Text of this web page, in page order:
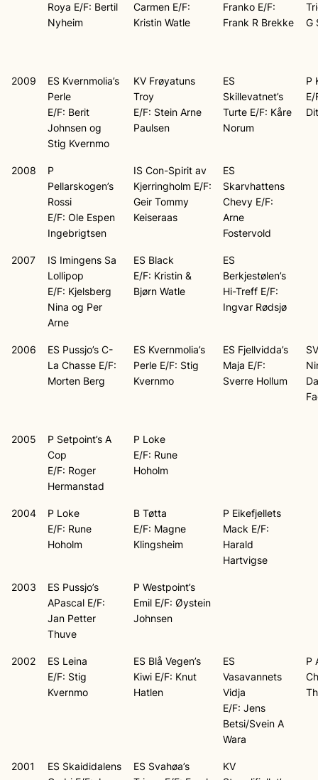
Roya E/F: Bertil
Nyheim
Carmen E/F:
Kristin Watle
Franko E/F:
Frank R Brekke
G
2009
ES Kvernmolia’s
Perle
E/F: Berit
Johnsen og
Stig Kvernmo
KV Frøyatuns
Troy
E/F: Stein Arne
Paulsen
ES
Skillevatnet’s
Turte E/F: Kåre
Norum
P
2008
P
Pellarskogen’s
Rossi
E/F: Ole Espen
Ingebrigtsen
IS Con-Spirit av
Kjerringholm E/F:
Geir Tommy
Keiseraas
ES
Skarvhattens
Chevy E/F:
Arne
Fostervold
2007
IS Imingens Sa
Lollipop
E/F: Kjelsberg
Nina og Per
Arne
ES Black
E/F: Kristin &
Bjørn Watle
ES
Berkjestølen’s
Hi-Treff E/F:
Ingvar Rødsjø
2006
ES Pussjo’s C-
La Chasse E/F:
Morten Berg
ES Kvernmolia’s
Perle E/F: Stig
Kvernmo
ES Fjellvidda’s
Maja E/F:
Sverre Hollum
2005
P Setpoint’s A
Cop
E/F: Roger
Hermanstad
P Loke
E/F: Rune
Hoholm
2004
P Loke
E/F: Rune
Hoholm
B Tøtta
E/F: Magne
Klingsheim
P Eikefjellets
Mack E/F:
Harald
Hartvigse
2003
ES Pussjo’s
APascal E/F:
Jan Petter
Thuve
P Westpoint’s
Emil E/F: Øystein
Johnsen
2002
ES Leina
E/F: Stig
Kvernmo
ES Blå Vegen’s
Kiwi E/F: Knut
Hatlen
ES
Vasavannets
Vidja
E/F: Jens
Betsi/Svein A
Wara
P
2001
ES Skaididalens
ES Svahøa’s
KV